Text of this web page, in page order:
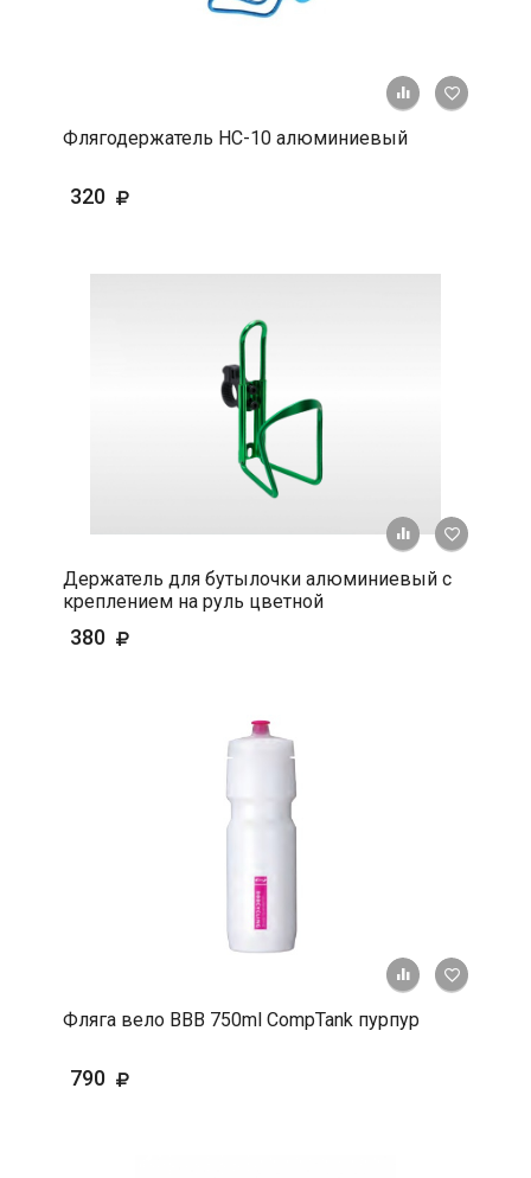
+ К
Флягодержатель HC-10 алюминиевый
320
+ К
Держатель для бутылочки алюминиевый с
креплением на руль цветной
380
+ К
Фляга вело ВВВ 750ml CompTank пурпур
790